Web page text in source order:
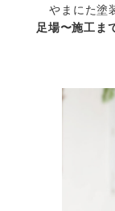
やまにた塗
足場〜施工ま